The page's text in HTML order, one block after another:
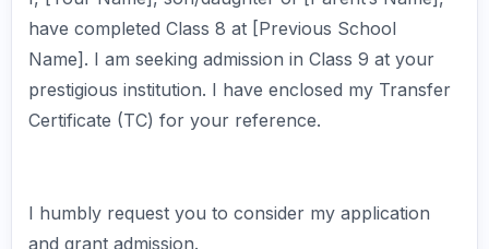
have completed Class 8 at [Previous School
Name]. I am seeking admission in Class 9 at your
prestigious institution. I have enclosed my Transfer
Certificate (TC) for your reference.
I humbly request you to consider my application
and grant admission.